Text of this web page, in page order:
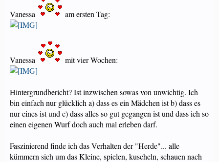
Vanessa am ersten Tag:
Vanessa mit vier Wochen:
Hintergrundbericht? Ist inzwischen sowas von unwichtig. Ich
bin einfach nur glücklich a) dass es ein Mädchen ist b) dass es
nur eines ist und c) dass alles so gut gegangen ist und dass ich so
einen eigenen Wurf doch auch mal erleben darf.
Faszinierend finde ich das Verhalten der "Herde"... alle
kümmern sich um das Kleine, spielen, kuscheln, schauen nach